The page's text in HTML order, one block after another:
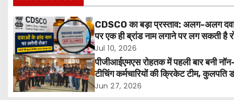
t
n
a
v
CDSCO का बड़ा प्रस्ताव: अलग-अलग
पर एक ही ब्रांड नाम लगाने पर लग सकती है
मरीजों की सुरक्षा होगी मजबूत
Jul 10, 2026
पीजीआईएमएस रोहतक में पहली बार बनी
टीचिंग कर्मचारियों की क्रिकेट टीम, कुलपति
एच.के. अग्रवाल ने दी शुभकामनाएं
Jun 27, 2026